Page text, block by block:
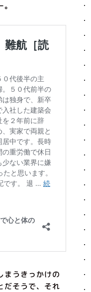
まうきっかけの
だそうで、それ